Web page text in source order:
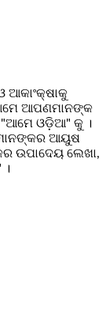
ଆପଣମାନଙ୍କ
"ଆମେ ଓଡ଼ିଆ" କୁ ।
ଆୟୁଷ
ଉପାଦେୟ ଲେଖା,